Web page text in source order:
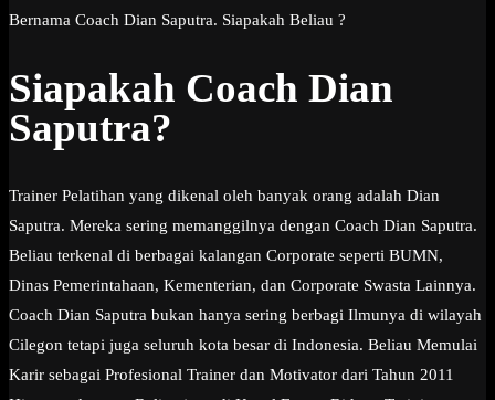
Bernama Coach Dian Saputra. Siapakah Beliau ?
Siapakah Coach Dian
Saputra?
Trainer Pelatihan yang dikenal oleh banyak orang adalah Dian
Saputra. Mereka sering memanggilnya dengan Coach Dian Saputra.
Beliau terkenal di berbagai kalangan Corporate seperti BUMN,
Dinas Pemerintahaan, Kementerian, dan Corporate Swasta Lainnya.
Coach Dian Saputra bukan hanya sering berbagi Ilmunya di wilayah
Cilegon tetapi juga seluruh kota besar di Indonesia. Beliau Memulai
Karir sebagai Profesional Trainer dan Motivator dari Tahun 2011